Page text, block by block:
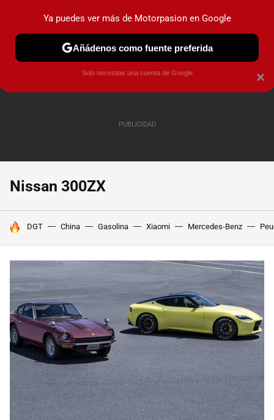
PRUEBAS COCHES ELÉCTRICOS OBSERVATORIO
Nissan 300ZX
HOY SE HABLA DE
DGT China Gasolina Xiaomi Mercedes-Benz
×
Ya puedes ver más de Motorpasion en Google
Añádenos como fuente preferida
Solo necesitas una cuenta de Google